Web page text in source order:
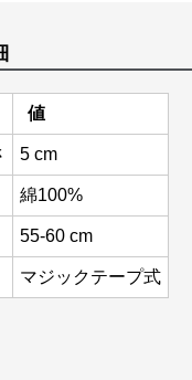
値
5 cm
綿100%
55-60 cm
マジックテープ式